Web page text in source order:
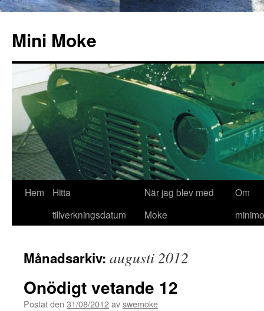
innehåll
Mini Moke
Hem
Hitta
tillverkningsdatum
När jag blev med
Moke
Om
Månadsarkiv: augusti 2012
Onödigt vetande 12
Postat den 31/08/2012avswemoke